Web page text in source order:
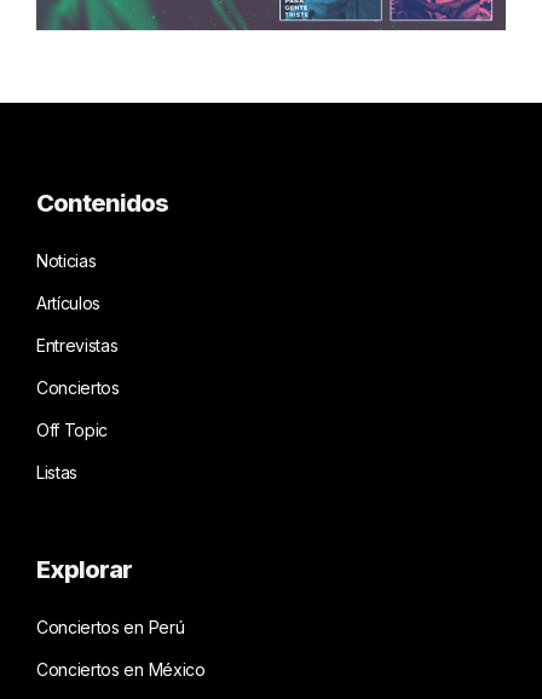
Contenidos
Noticias
Artículos
Entrevistas
Conciertos
Off Topic
Listas
Explorar
Conciertos en Perú
Conciertos en México